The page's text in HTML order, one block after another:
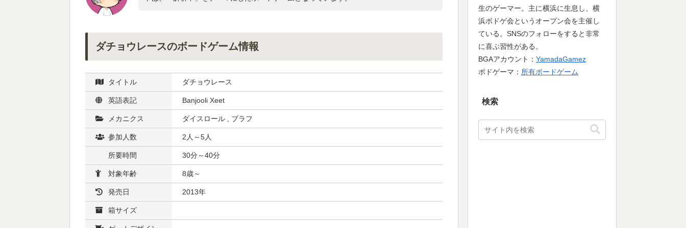
ダチョウレースのボードゲーム情報
タイトル ダチョウレース
英語表記 Banjooli Xeet
メカニクス ダイスロール , ブラフ
参加人数 2人～5人
所要時間 30分～40分
対象年齢 8歳～
発売日 2013年
箱サイズ
生のゲーマー。主に横浜に生息し、横
浜ボドゲ会というオープン会を主催し
ている。SNSのフォローをすると非常
に喜ぶ習性がある。
BGAアカウント： YamadaGamez
ボドゲーマ： 所有ボードゲーム
検索